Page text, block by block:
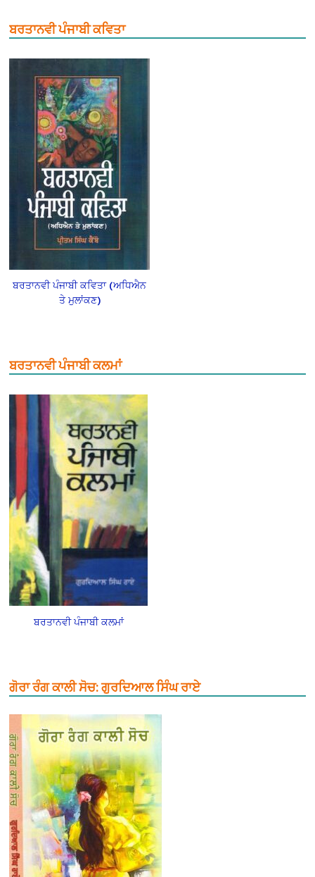
ਬਰਤਾਨਵੀ ਪੰਜਾਬੀ ਕਵਿਤਾ
ਬਰਤਾਨਵੀ ਪੰਜਾਬੀ ਕਵਿਤਾ (ਅਧਿਐਨ
ਤੇ ਮੁਲਾਂਕਣ)
ਬਰਤਾਨਵੀ ਪੰਜਾਬੀ ਕਲਮਾਂ
ਬਰਤਾਨਵੀ ਪੰਜਾਬੀ ਕਲਮਾਂ
ਗੋਰਾ ਰੰਗ ਕਾਲੀ ਸੋਚ: ਗੁਰਦਿਆਲ ਸਿੰਘ ਰਾਏ